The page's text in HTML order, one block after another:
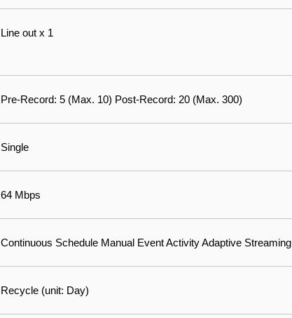
Line out x 1
Pre-Record: 5 (Max. 10) Post-Record: 20 (Max. 300)
Single
64 Mbps
Continuous Schedule Manual Event Activity Adaptive Streaming
Recycle (unit: Day)